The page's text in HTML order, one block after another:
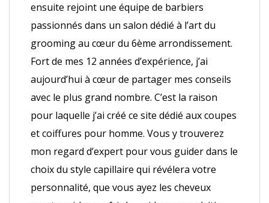
ensuite rejoint une équipe de barbiers
passionnés dans un salon dédié à l’art du
grooming au cœur du 6ème arrondissement.
Fort de mes 12 années d’expérience, j’ai
aujourd’hui à cœur de partager mes conseils
avec le plus grand nombre. C’est la raison
pour laquelle j’ai créé ce site dédié aux coupes
et coiffures pour homme. Vous y trouverez
mon regard d’expert pour vous guider dans le
choix du style capillaire qui révélera votre
personnalité, que vous ayez les cheveux